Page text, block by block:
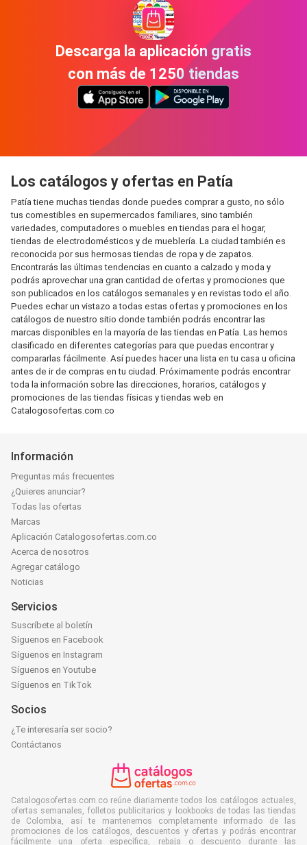
Descarga la aplicación gratis
con más de 1250 tiendas
Los catálogos y ofertas en Patía
Patía tiene muchas tiendas donde puedes comprar a gusto, no sólo
tus comestibles en supermercados familiares, sino también
variedades, computadores o muebles en tiendas para el hogar,
tiendas de electrodomésticos y de mueblería. La ciudad también es
reconocida por sus hermosas tiendas de ropa y de zapatos.
Encontrarás las últimas tendencias en cuanto a calzado y moda y
podrás aprovechar una gran cantidad de ofertas y promociones que
son publicados en los catálogos semanales y en revistas todo el año.
Puedes echar un vistazo a todas estas ofertas y promociones en los
catálogos de nuestro sitio donde también podrás encontrar las
marcas disponibles en la mayoría de las tiendas en Patía. Las hemos
clasificado en diferentes categorías para que puedas encontrar y
compararlas fácilmente. Así puedes hacer una lista en tu casa u oficina
antes de ir de compras en tu ciudad. Próximamente podrás encontrar
toda la información sobre las direcciones, horarios, catálogos y
promociones de las tiendas físicas y tiendas web en
Catalogosofertas.com.co
Información
Preguntas más frecuentes
¿Quieres anunciar?
Todas las ofertas
Marcas
Aplicación Catalogosofertas.com.co
Acerca de nosotros
Agregar catálogo
Noticias
Servicios
Suscríbete al boletín
Síguenos en Facebook
Síguenos en Instagram
Síguenos en Youtube
Síguenos en TikTok
Socios
¿Te interesaría ser socio?
Contáctanos
Catalogosofertas.com.co reúne diariamente todos los catálogos actuales,
ofertas semanales, folletos publicitarios y lookbooks de todas las tiendas
de Colombia, así te mantenemos completamente informado de las
promociones de los catálogos, descuentos y ofertas y podrás encontrar
fácilmente una oferta específica, rebaja o descuento durante las